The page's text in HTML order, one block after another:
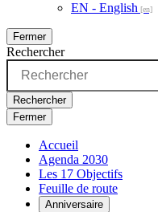
EN - English
Fermer
Rechercher
Rechercher
Fermer
Accueil
Agenda 2030
Les 17 Objectifs
Feuille de route
Anniversaire